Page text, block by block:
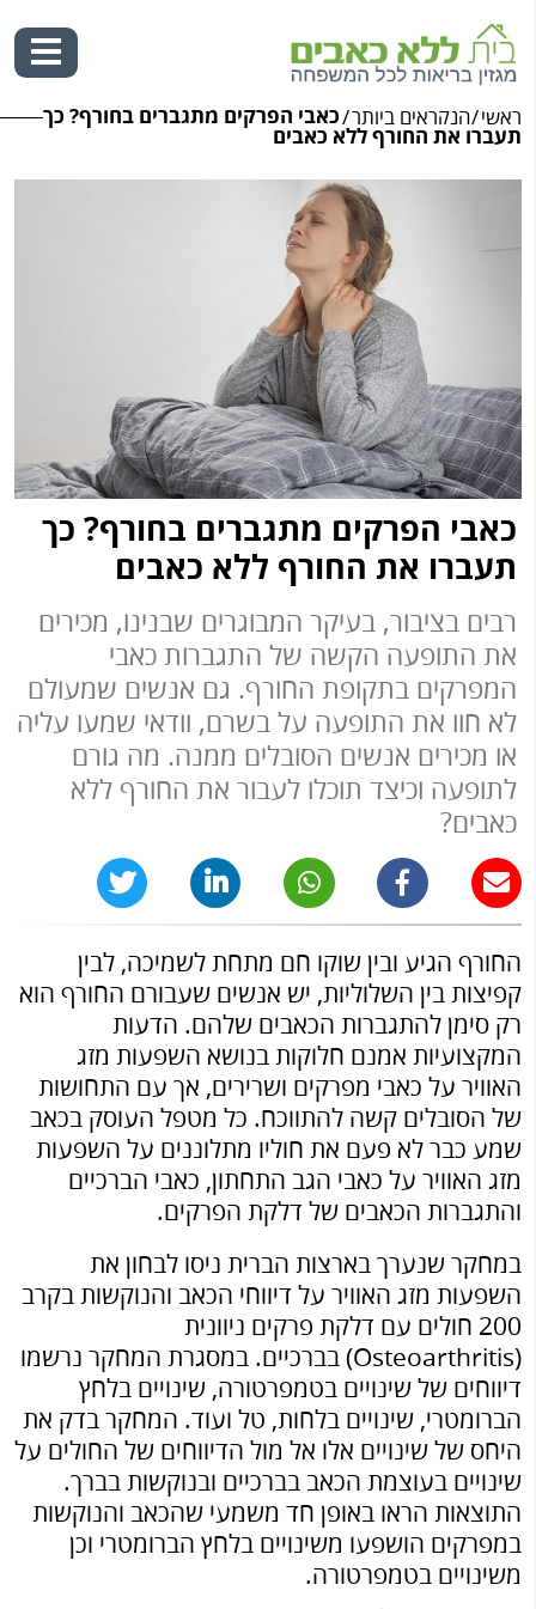
Skip
to
content
ראשי/הנקראים ביותר/כאבי הפרקים מתגברים בחורף? כך
תעברו את החורף ללא כאבים
כאבי הפרקים מתגברים בחורף? כך
תעברו את החורף ללא כאבים
רבים בציבור, בעיקר המבוגרים שבנינו, מכירים
את התופעה הקשה של התגברות כאבי
המפרקים בתקופת החורף. גם אנשים שמעולם
לא חוו את התופעה על בשרם, וודאי שמעו עליה
או מכירים אנשים הסובלים ממנה. מה גורם
לתופעה וכיצד תוכלו לעבור את החורף ללא
כאבים?
החורף הגיע ובין שוקו חם מתחת לשמיכה, לבין
קפיצות בין השלוליות, יש אנשים שעבורם החורף הוא
רק סימן להתגברות הכאבים שלהם. הדעות
המקצועיות אמנם חלוקות בנושא השפעות מזג
האוויר על כאבי מפרקים ושרירים, אך עם התחושות
של הסובלים קשה להתווכח. כל מטפל העוסק בכאב
שמע כבר לא פעם את חוליו מתלוננים על השפעות
מזג האוויר על כאבי הגב התחתון, כאבי הברכיים
והתגברות הכאבים של דלקת הפרקים.
במחקר שנערך בארצות הברית ניסו לבחון את
השפעות מזג האוויר על דיווחי הכאב והנוקשות בקרב
200 חולים עם דלקת פרקים ניוונית
(Osteoarthritis) בברכיים. במסגרת המחקר נרשמו
דיווחים של שינויים בטמפרטורה, שינויים בלחץ
הברומטרי, שינויים בלחות, טל ועוד. המחקר בדק את
היחס של שינויים אלו אל מול הדיווחים של החולים על
שינויים בעוצמת הכאב בברכיים ובנוקשות בברך.
התוצאות הראו באופן חד משמעי שהכאב והנוקשות
במפרקים הושפעו משינויים בלחץ הברומטרי וכן
משינויים בטמפרטורה.